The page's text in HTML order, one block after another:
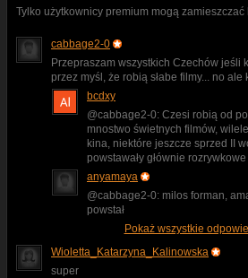
Tylko użytkownicy premium mogą
cabbage2-0
Przepraszam wszystkich Czechów jeśli
przez myśl, że robią słabe filmy... no
bcdxy
@cabbage2-0: Czesi robią od
mnostwo świetnych filmów,
kina, niektóre jeszcze sprzed II
powstawały głównie
anyamaya
@cabbage2-0: milos forman,
powstał
Pokaż wszystkie
Wioletta_Katarzyna_Kalinowska
super